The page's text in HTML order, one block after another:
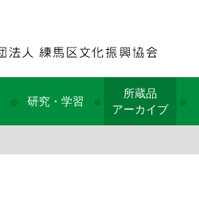
研究・学習
所蔵品
アーカイブ